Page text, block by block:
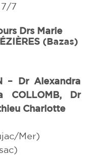
7/7
Drs Marie
(Bazas)
– Dr Alexandra
COLLOMB, Dr
Charlotte
Mer)